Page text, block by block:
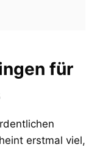
für
erstmal viel,